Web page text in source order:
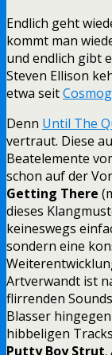
Endlich geht
kommt man
und endlich gibt
Steven Ellison
etwa seit
Denn Until The
vertraut. Diese
Beatelemente
schon auf der
Getting There
dieses
keineswegs
sondern eine
Artverwandt ist
flirrenden
Blasser
hibbeligen
Putty Boy Strut.